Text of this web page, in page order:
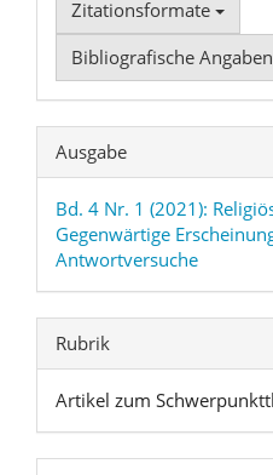
Zitationsformate
Bibliografische
Ausgabe
Bd. 4 Nr. 1 (2021):
Gegenwärtige
Antwortversuche
Rubrik
Artikel zum